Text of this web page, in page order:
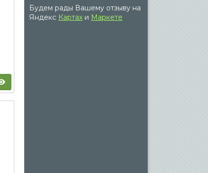
Будем рады Вашему отзыву на
Яндекс Картах и Маркете